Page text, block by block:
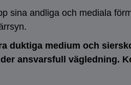
andliga och mediala
duktiga medium och
ansvarsfull vägledning.